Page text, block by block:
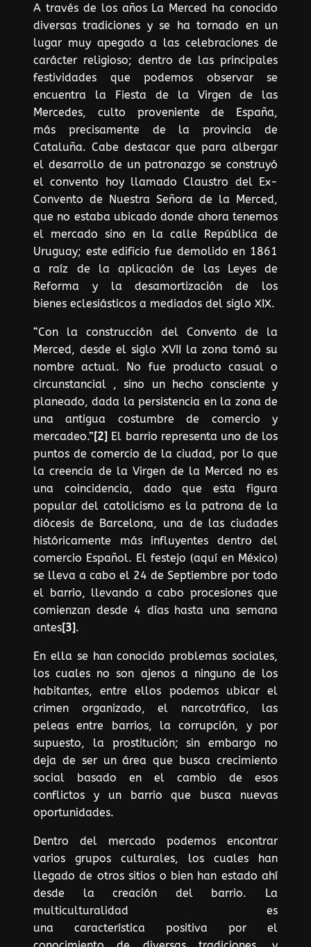
A través de los años La Merced ha conocido
diversas tradiciones y se ha tornado en un
lugar muy apegado a las celebraciones de
carácter religioso; dentro de las principales
festividades que podemos observar se
encuentra la Fiesta de la Virgen de las
Mercedes, culto proveniente de España,
más precisamente de la provincia de
Cataluña. Cabe destacar que para albergar
el desarrollo de un patronazgo se construyó
el convento hoy llamado Claustro del Ex-
Convento de Nuestra Señora de la Merced,
que no estaba ubicado donde ahora tenemos
el mercado sino en la calle República de
Uruguay; este edificio fue demolido en 1861
a raíz de la aplicación de las Leyes de
Reforma y la desamortización de los
bienes eclesiásticos a mediados del siglo XIX.
“Con la construcción del Convento de la
Merced, desde el siglo XVII la zona tomó su
nombre actual. No fue producto casual o
circunstancial , sino un hecho consciente y
planeado, dada la persistencia en la zona de
una antigua costumbre de comercio y
mercadeo.”[2] El barrio representa uno de los
puntos de comercio de la ciudad, por lo que
la creencia de la Virgen de la Merced no es
una coincidencia, dado que esta figura
popular del catolicismo es la patrona de la
diócesis de Barcelona, una de las ciudades
históricamente más influyentes dentro del
comercio Español. El festejo (aquí en México)
se lleva a cabo el 24 de Septiembre por todo
el barrio, llevando a cabo procesiones que
comienzan desde 4 días hasta una semana
antes[3].
En ella se han conocido problemas sociales,
los cuales no son ajenos a ninguno de los
habitantes, entre ellos podemos ubicar el
crimen organizado, el narcotráfico, las
peleas entre barrios, la corrupción, y por
supuesto, la prostitución; sin embargo no
deja de ser un área que busca crecimiento
social basado en el cambio de esos
conflictos y un barrio que busca nuevas
oportunidades.
Dentro del mercado podemos encontrar
varios grupos culturales, los cuales han
llegado de otros sitios o bien han estado ahí
desde la creación del barrio. La
multiculturalidad es
una característica positiva por el